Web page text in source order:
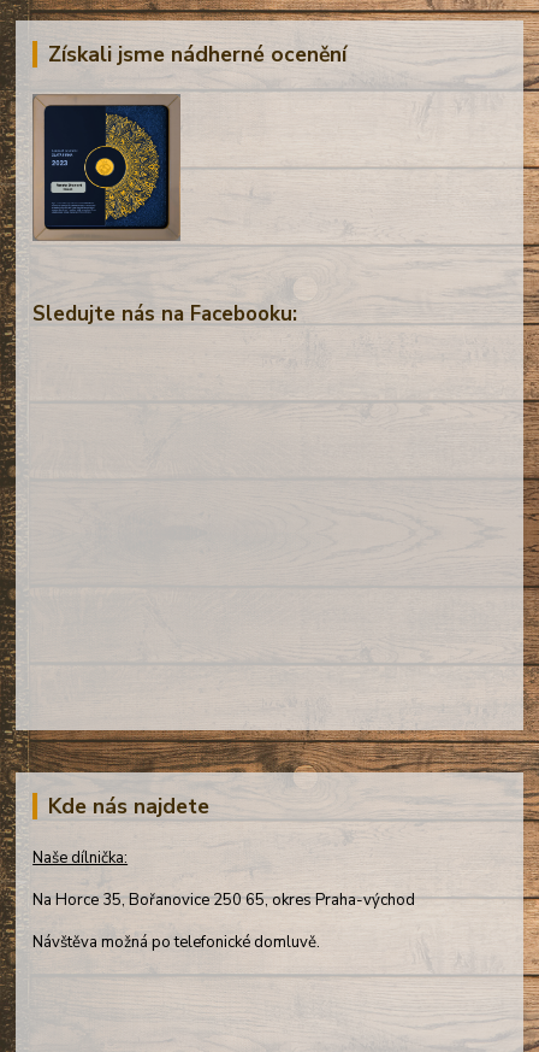
Získali jsme nádherné ocenění
Sledujte nás na Facebooku:
Kde nás najdete
Naše dílnička:
Na Horce 35, Bořanovice 250 65, okres Praha-východ
Návštěva možná po telefonické domluvě.